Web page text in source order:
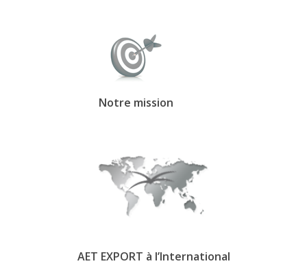
Notre mission
AET EXPORT à l’International